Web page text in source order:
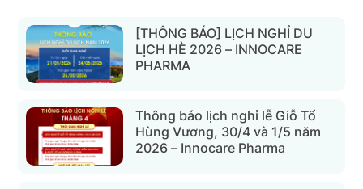
[THÔNG BÁO] LỊCH NGHỈ DU
LỊCH HÈ 2026 – INNOCARE
PHARMA
Thông báo lịch nghỉ lễ Giỗ Tổ
Hùng Vương, 30/4 và 1/5 năm
2026 – Innocare Pharma